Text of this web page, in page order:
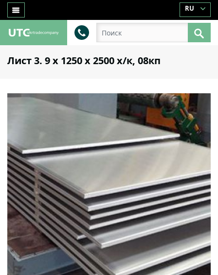
RU
Лист 3. 9 х 1250 х 2500 х/к, 08кп